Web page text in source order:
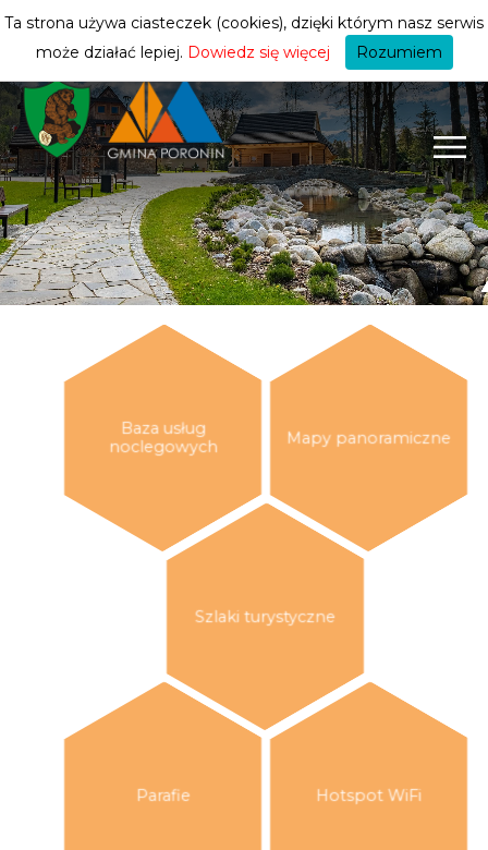
turysty
Ta strona używa ciasteczek (cookies), dzięki którym nasz serwis
może działać lepiej. Dowiedz się więcej Rozumiem